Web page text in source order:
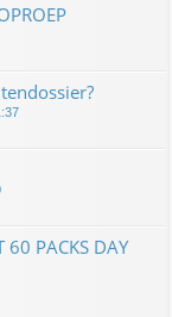
60 PACKS DAY